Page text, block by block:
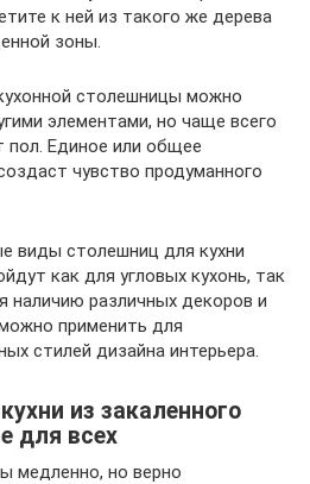
к ней из такого же дерева
зоны.
столешницы можно
элементами, но чаще всего
пол. Единое или общее
чувство продуманного
виды столешниц для кухни
как для угловых кухонь, так
наличию различных декоров и
применить для
стилей дизайна интерьера.
из закаленного
для всех
медленно, но верно